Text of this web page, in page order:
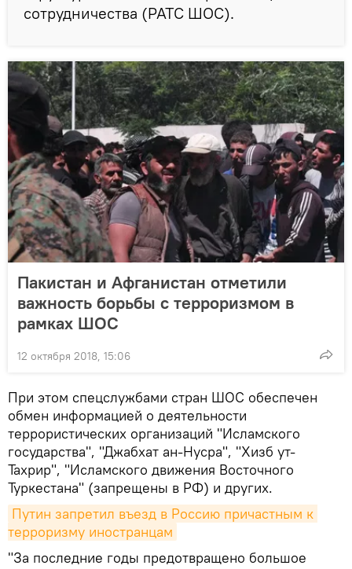
сотрудничества (РАТС ШОС).
Пакистан и Афганистан отметили
важность борьбы с терроризмом в
рамках ШОС
12 октября 2018, 15:06
При этом спецслужбами стран ШОС обеспечен
обмен информацией о деятельности
террористических организаций "Исламского
государства", "Джабхат ан-Нусра", "Хизб ут-
Тахрир", "Исламского движения Восточного
Туркестана" (запрещены в РФ) и других.
Путин запретил въезд в Россию причастным к
терроризму иностранцам
"За последние годы предотвращено большое